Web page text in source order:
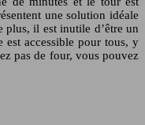
une solution idéale
plus, il est inutile d’être un
est accessible pour tous, y
pas de four, vous pouvez